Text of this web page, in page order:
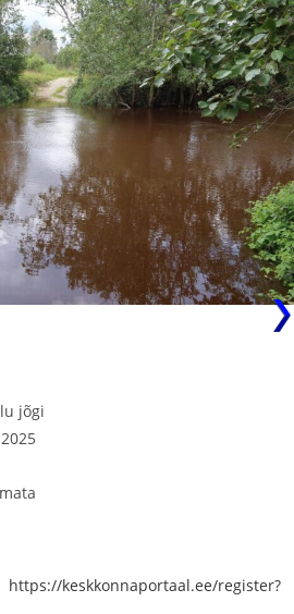
jõgi
https://keskkonnaportaal.ee/register?